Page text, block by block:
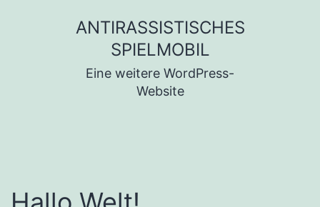
ANTIRASSISTISCHES
SPIELMOBIL
Eine weitere WordPress-
Website